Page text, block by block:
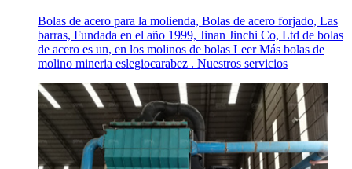
Bolas de acero para la molienda, Bolas de acero forjado, Las
barras, Fundada en el año 1999, Jinan Jinchi Co, Ltd de bolas
de acero es un, en los molinos de bolas Leer Más bolas de
molino mineria eslegiocarabez . Nuestros servicios